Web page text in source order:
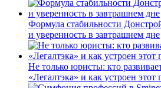
Формула стабильности
и уверенность в завтрашнем дне
Не только юристы: кто
«Легалтэка» и как устроен этот